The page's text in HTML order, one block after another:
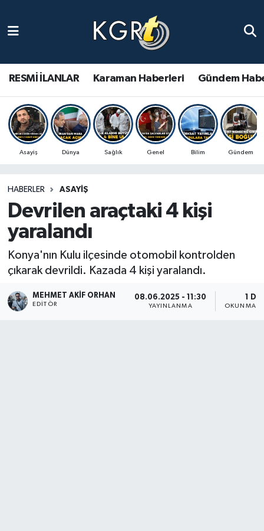
RESMİ İLANLAR Karaman Haberleri Gündem
Asayiş Dünya Sağlık Genel Bilim Gündem
HABERLER ASAYIŞ
Devrilen araçtaki 4 kişi
yaralandı
Konya'nın Kulu ilçesinde otomobil kontrolden
çıkarak devrildi. Kazada 4 kişi yaralandı.
MEHMET AKIF ORHAN
EDITÖR
08.06.2025 - 11:30
YAYINLANMA
1 DK
OKUNMA
Gündem Haberleri
Güncel Haberler
Spor Haberleri
Ulusal Haberler
Vefat Edenler